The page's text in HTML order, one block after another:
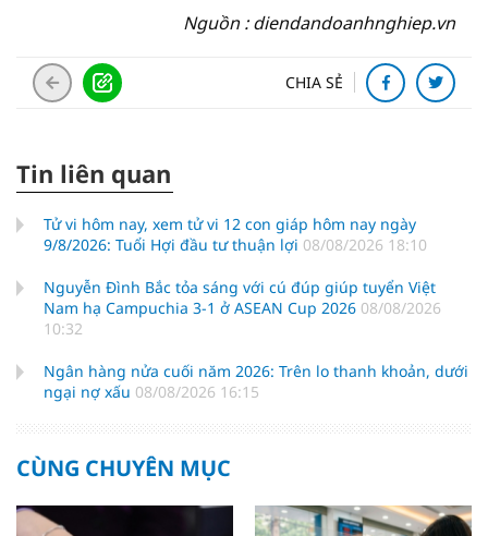
Nguồn : diendandoanhnghiep.vn
CHIA SẺ
Tin liên quan
Tử vi hôm nay, xem tử vi 12 con giáp hôm nay ngày
9/8/2026: Tuổi Hợi đầu tư thuận lợi 08/08/2026 18:10
Nguyễn Đình Bắc tỏa sáng với cú đúp giúp tuyển Việt
Nam hạ Campuchia 3-1 ở ASEAN Cup 2026 08/08/2026
10:32
Ngân hàng nửa cuối năm 2026: Trên lo thanh khoản, dưới
ngại nợ xấu 08/08/2026 16:15
CÙNG CHUYÊN MỤC